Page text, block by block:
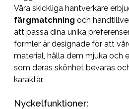
Våra skickliga hantverkare
färgmatchning och
att passa dina unika
formler är designade för att
material, hålla dem mjuka och
som deras skönhet bevaras
karaktär.
Nyckelfunktioner: